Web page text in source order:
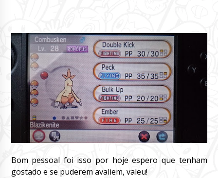
Bom pessoal foi isso por hoje espero que tenham
gostado e se puderem avaliem, valeu!